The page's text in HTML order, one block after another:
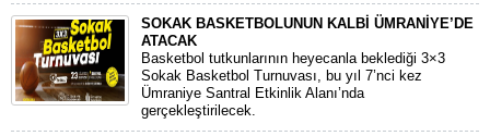
SOKAK BASKETBOLUNUN KALBİ ÜMRANİYE’DE
ATACAK
Basketbol tutkunlarının heyecanla beklediği 3×3
Sokak Basketbol Turnuvası, bu yıl 7’nci kez
Ümraniye Santral Etkinlik Alanı’nda
gerçekleştirilecek.